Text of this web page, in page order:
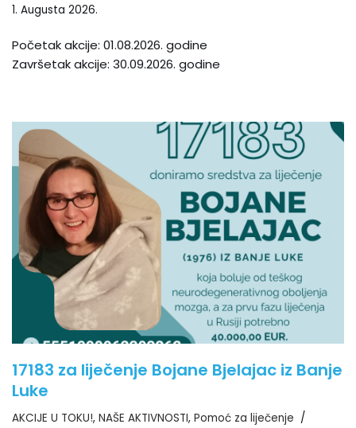
1. Augusta 2026.
Početak akcije: 01.08.2026. godine
Završetak akcije: 30.09.2026. godine
17183 za liječenje Bojane Bjelajac iz Banje
Luke
AKCIJE U TOKU!, NAŠE AKTIVNOSTI, Pomoć za liječenje